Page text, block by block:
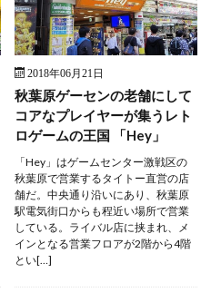
2018年06月21日
秋葉原ゲーセンの老舗にして
コアなプレイヤーが集うレト
ロゲームの王国 「Hey」
「Hey」はゲームセンター激戦区の
秋葉原で営業するタイトー直営の店
舗だ。中央通り沿いにあり、秋葉原
駅電気街口からも程近い場所で営業
している。ライバル店に挟まれ、メ
インとなる営業フロアが2階から4階
とい[…]